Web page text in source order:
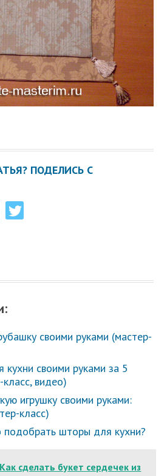
ПОДЕЛИСЬ С
своими руками (мастер-
кухни своими руками за 5
видео)
игрушку своими руками:
класс)
подобрать шторы для кухни?
Как сделать букет сердечек из